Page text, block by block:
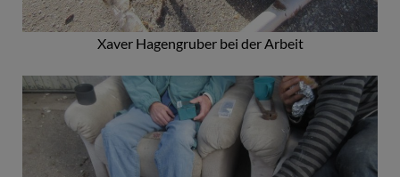
Xaver Hagengruber bei der Arbeit